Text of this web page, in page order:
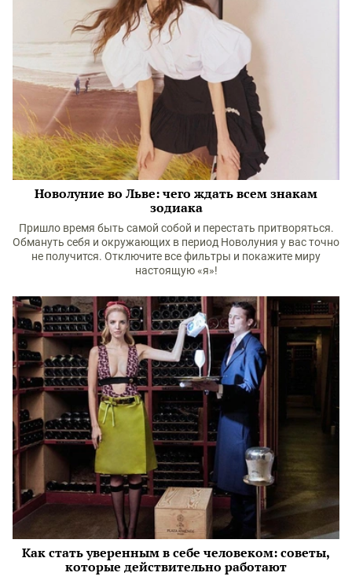
Новолуние во Льве: чего ждать всем знакам
зодиака
Пришло время быть самой собой и перестать притворяться.
Обмануть себя и окружающих в период Новолуния у вас точно
не получится. Отключите все фильтры и покажите миру
настоящую «я»!
Как стать уверенным в себе человеком: советы,
которые действительно работают